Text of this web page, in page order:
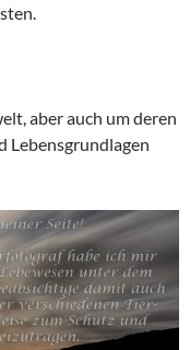
aber auch um deren
Lebensgrundlagen